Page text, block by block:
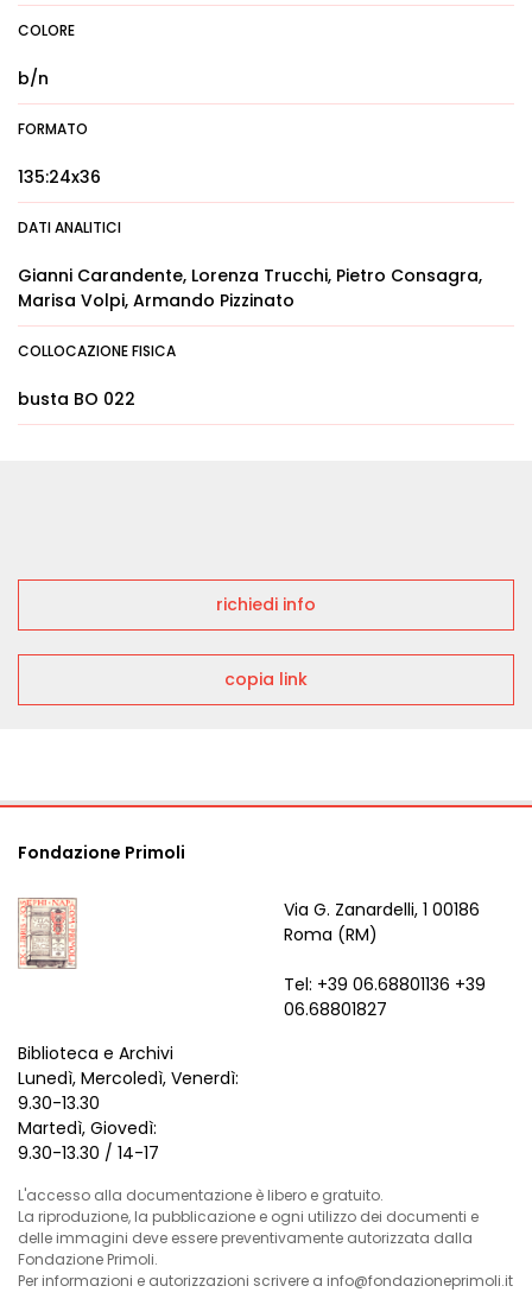
COLORE
b/n
FORMATO
135:24x36
DATI ANALITICI
Gianni Carandente, Lorenza Trucchi, Pietro Consagra,
Marisa Volpi, Armando Pizzinato
COLLOCAZIONE FISICA
busta BO 022
richiedi info
copia link
Fondazione Primoli
Via G. Zanardelli, 1 00186
Roma (RM)
Tel: +39 06.68801136 +39
06.68801827
Biblioteca e Archivi
Lunedì, Mercoledì, Venerdì:
9.30-13.30
Martedì, Giovedì:
9.30-13.30 / 14-17
L'accesso alla documentazione è libero e gratuito.
La riproduzione, la pubblicazione e ogni utilizzo dei documenti e
delle immagini deve essere preventivamente autorizzata dalla
Fondazione Primoli.
Per informazioni e autorizzazioni scrivere a info@fondazioneprimoli.it